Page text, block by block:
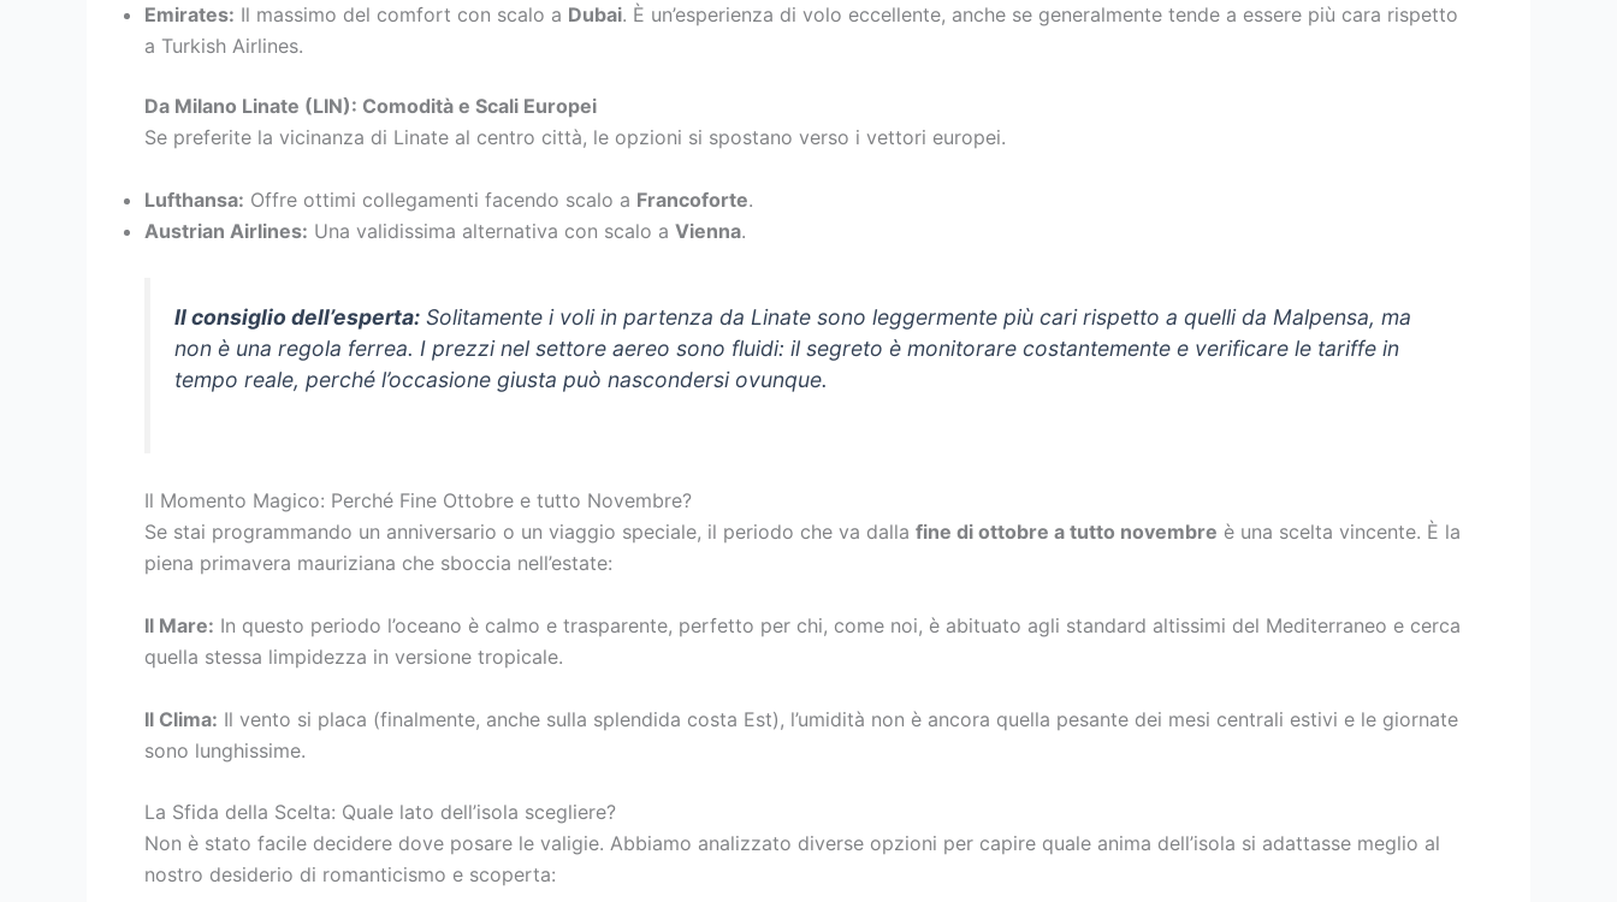
Emirates: Il massimo del comfort con scalo a Dubai. È un’esperienza di volo eccellente, anche se generalmente tende a essere più cara rispetto
a Turkish Airlines.
Da Milano Linate (LIN): Comodità e Scali Europei
Se preferite la vicinanza di Linate al centro città, le opzioni si spostano verso i vettori europei.
Lufthansa: Offre ottimi collegamenti facendo scalo a Francoforte.
Austrian Airlines: Una validissima alternativa con scalo a Vienna.
Il consiglio dell’esperta: Solitamente i voli in partenza da Linate sono leggermente più cari rispetto a quelli da Malpensa, ma
non è una regola ferrea. I prezzi nel settore aereo sono fluidi: il segreto è monitorare costantemente e verificare le tariffe in
tempo reale, perché l’occasione giusta può nascondersi ovunque.
Il Momento Magico: Perché Fine Ottobre e tutto Novembre?
Se stai programmando un anniversario o un viaggio speciale, il periodo che va dalla fine di ottobre a tutto novembre è una scelta vincente. È la
piena primavera mauriziana che sboccia nell’estate:
Il Mare: In questo periodo l’oceano è calmo e trasparente, perfetto per chi, come noi, è abituato agli standard altissimi del Mediterraneo e cerca
quella stessa limpidezza in versione tropicale.
Il Clima: Il vento si placa (finalmente, anche sulla splendida costa Est), l’umidità non è ancora quella pesante dei mesi centrali estivi e le giornate
sono lunghissime.
La Sfida della Scelta: Quale lato dell’isola scegliere?
Non è stato facile decidere dove posare le valigie. Abbiamo analizzato diverse opzioni per capire quale anima dell’isola si adattasse meglio al
nostro desiderio di romanticismo e scoperta: